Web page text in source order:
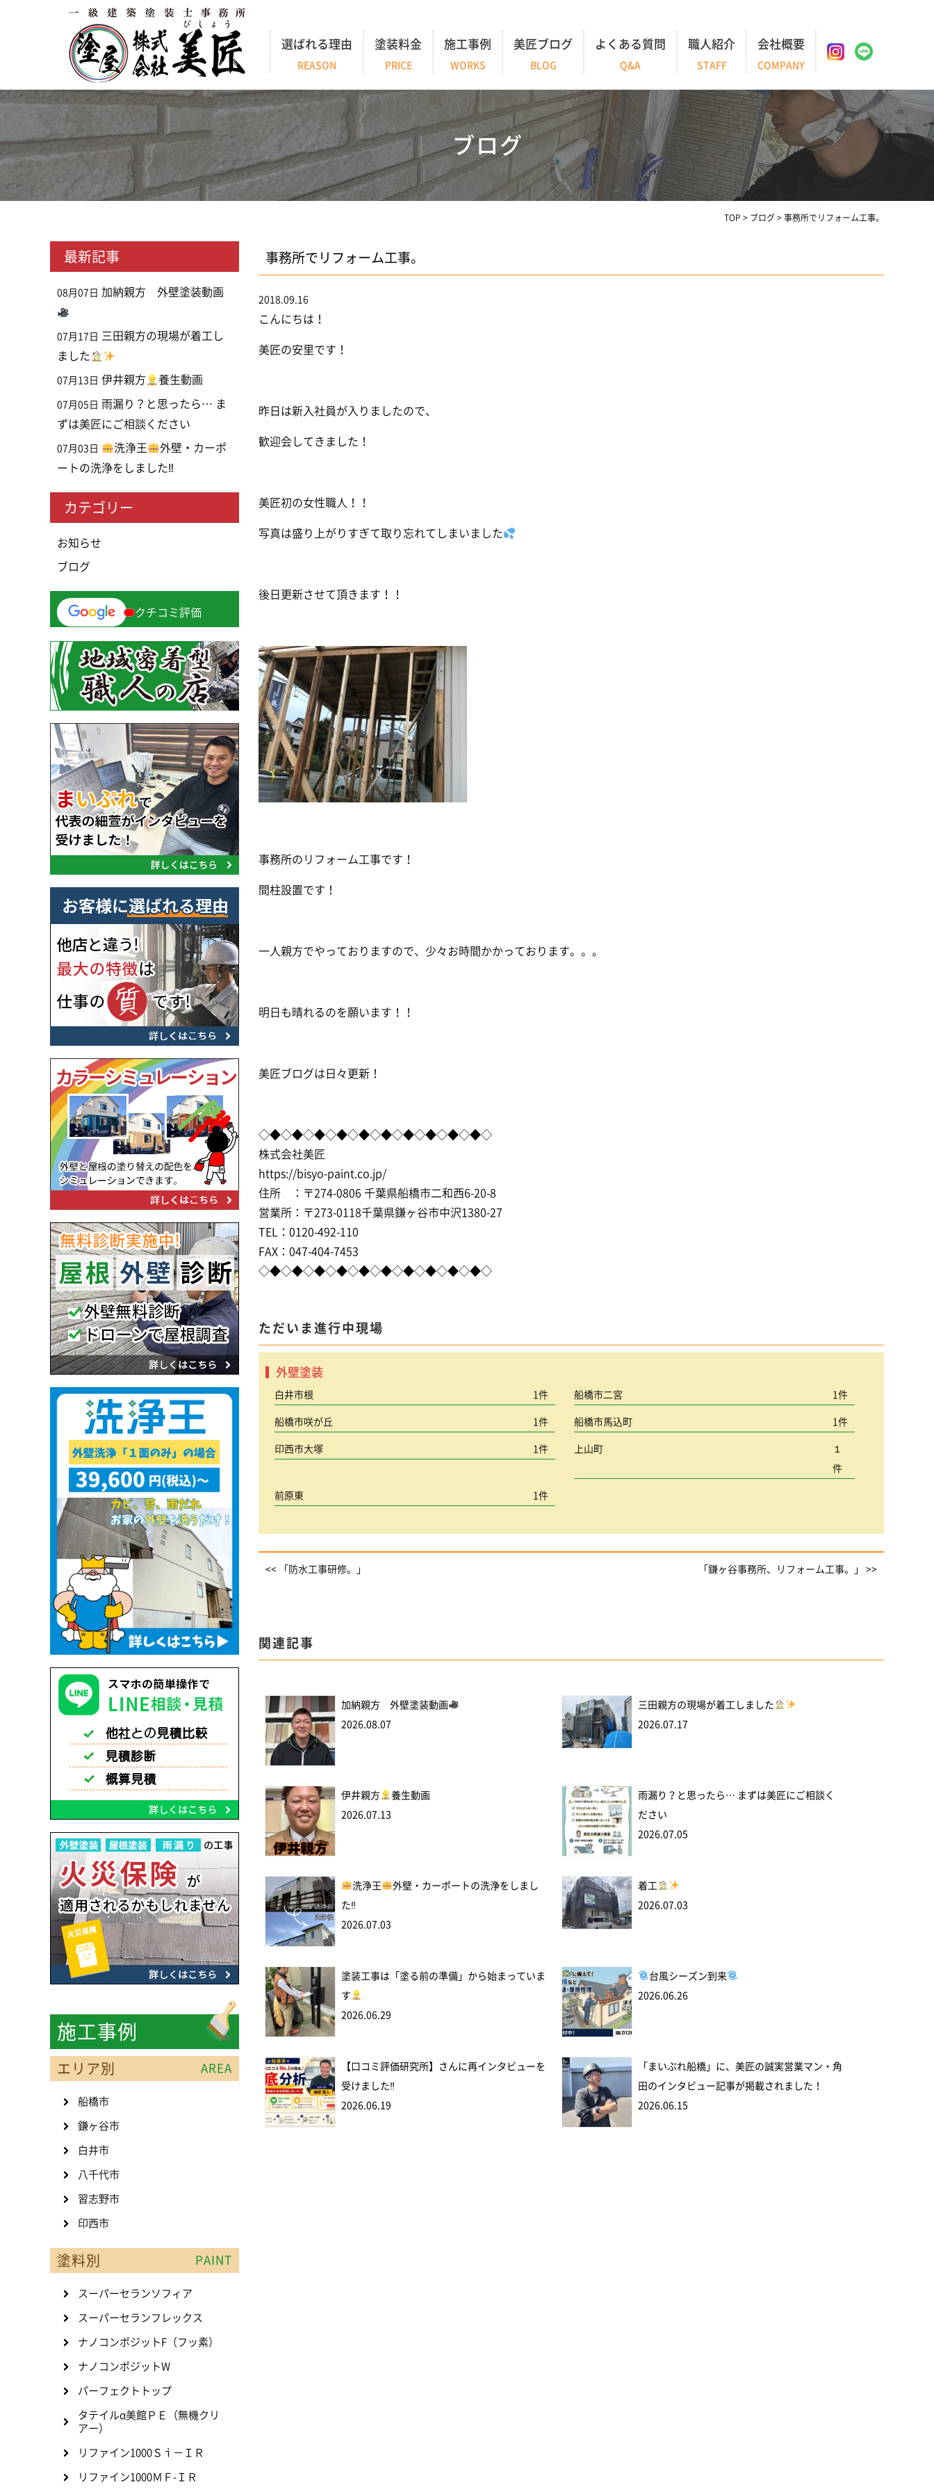
選ばれる理由
REASON
塗装料金
PRICE
施工事例
WORKS
美匠ブログ
BLOG
よくある質問
Q&A
職人紹介
STAFF
会社概要
COMPANY
ブログ
TOP > ブログ > 事務所でリフォーム工事。
事務所でリフォーム工事。
2018.09.16
こんにちは！
美匠の安里です！
昨日は新入社員が入りましたので、
歓迎会してきました！
美匠初の女性職人！！
写真は盛り上がりすぎて取り忘れてしまいました
後日更新させて頂きます！！
事務所のリフォーム工事です！
間柱設置です！
一人親方でやっておりますので、少々お時間かかっております。。。
明日も晴れるのを願います！！
美匠ブログは日々更新！
◇◆◇◆◇◆◇◆◇◆◇◆◇◆◇◆◇◆◇◆◇
株式会社美匠
https://bisyo-paint.co.jp/
住所 ：〒274-0806 千葉県船橋市二和西6-20-8
営業所：〒273-0118千葉県鎌ヶ谷市中沢1380-27
TEL：0120-492-110
FAX：047-404-7453
◇◆◇◆◇◆◇◆◇◆◇◆◇◆◇◆◇◆◇◆◇
ただいま進行中現場
外壁塗装
白井市根 1件 船橋市二宮 1件
船橋市咲が丘 1件 船橋市馬込町 1件
印西市大塚 1件 上山町
１
件
前原東 1件
<< 「防水工事研修。」 「鎌ヶ谷事務所、リフォーム工事。」 >>
関連記事
加納親方 外壁塗装動画
2026.08.07
三田親方の現場が着工しました
2026.07.17
伊井親方
養生動画
2026.07.13
雨漏り？と思ったら… まずは美匠にご相談く
ださい
2026.07.05
洗浄王
外壁・カーポートの洗浄をしまし
た‼
2026.07.03
着工
2026.07.03
塗装工事は「塗る前の準備」から始まっていま
す
2026.06.29
台風シーズン到来
2026.06.26
【口コミ評価研究所】さんに再インタビューを
受けました‼
2026.06.19
「まいぷれ船橋」に、美匠の誠実営業マン・角
田のインタビュー記事が掲載されました！
2026.06.15
最新記事
08月07日 加納親方 外壁塗装動画
07月17日
三田親方の現場が着工し
ました
07月13日 伊井親方 養生動画
07月05日 雨漏り？と思ったら… ま
ずは美匠にご相談ください
07月03日 洗浄王
外壁・カーポ
ートの洗浄をしました‼
カテゴリー
お知らせ
ブログ
クチコミ評価
施工事例
エリア別 AREA
船橋市
鎌ヶ谷市
白井市
八千代市
習志野市
印西市
塗料別 PAINT
スーパーセランソフィア
スーパーセランフレックス
ナノコンポジットF（フッ素）
ナノコンポジットW
パーフェクトトップ
タテイルα美館ＰＥ（無機クリ
アー）
リファイン1000Ｓｉ－ＩＲ
リファイン1000ＭＦ-ＩＲ